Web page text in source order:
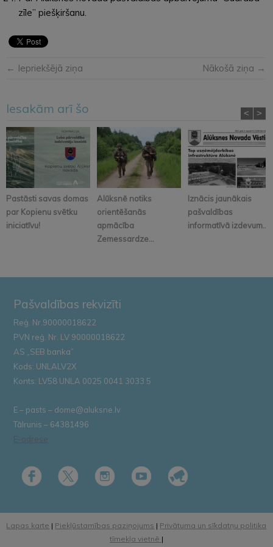
zīle” piešķiršanu.
← Iepriekšējā ziņa Nākošā ziņa →
Iesakām arī šo
Pastāsti savas domas
par Kopienu svētku
iniciatīvu!
Alūksnē notiks
orientēšanās
apmācība
Zemessardze...
Iznācis jaunākais
pašvaldības
informatīvā izdevum...
< >
Pašvaldības rekvizīti
Reģ. Nr.90000018622
PVN reģ. Nr. LV 90000018622
AS „SEB banka”
Kods: UNLALV2X
Konts: LV58 UNLA 0025 0041 3033 5
E – pasts – dome@aluksne.lv
Tālrunis – 64381496
E-adrese
Lapas karte | Piekļūstamības paziņojums | Privātuma un sīkdatņu politika
tīmekļa vietnē |